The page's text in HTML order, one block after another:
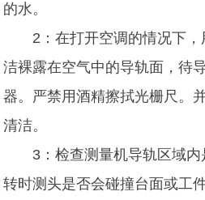
的水。
2：在打开空调的情况下，
洁裸露在空气中的导轨面，待
器。严禁用酒精擦拭光栅尺。
清洁。
3：检查测量机导轨区域内
转时测头是否会碰撞台面或工件